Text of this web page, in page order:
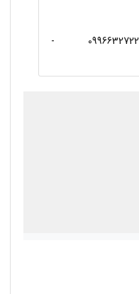
02166971897 - 09966327226 -